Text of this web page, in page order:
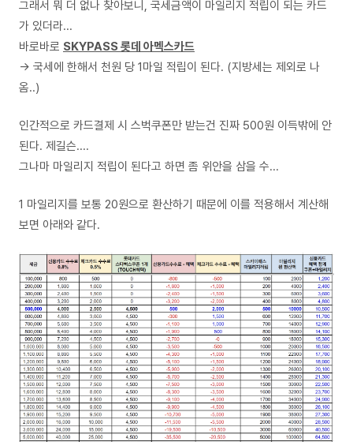
그래서 뭐 더 없나 찾아보니, 국세금액이 마일리지 적립이 되는 카드
가 있더라...
바로바로 SKYPASS 롯데 아멕스카드
-> 국세에 한해서 천원 당 1마일 적립이 된다. (지방세는 제외로 나
옴..)
인간적으로 카드결제 시 스벅쿠폰만 받는건 진짜 500원 이득밖에 안
된다. 제길슨....
그나마 마일리지 적립이 된다고 하면 좀 위안을 삼을 수...
1 마일리지를 보통 20원으로 환산하기 때문에 이를 적용해서 계산해
보면 아래와 같다.